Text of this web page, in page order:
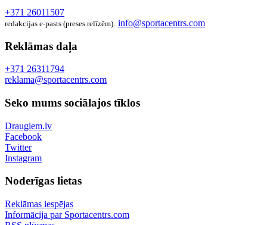
+371 26011507
redakcijas e-pasts (preses relīzēm): info@sportacentrs.com
Reklāmas daļa
+371 26311794
reklama@sportacentrs.com
Seko mums sociālajos tīklos
Draugiem.lv
Facebook
Twitter
Instagram
Noderīgas lietas
Reklāmas iespējas
Informācija par Sportacentrs.com